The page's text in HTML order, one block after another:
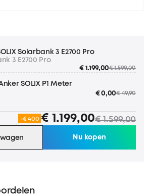
Solarbank 3 E2700 Pro
3 E2700 Pro
€ 1.199,00€ 1.599,00
SOLIX P1 Meter
€ 0,00€ 49,90
-€ 400 € 1.199,00€ 1.599,00
Nu kopen